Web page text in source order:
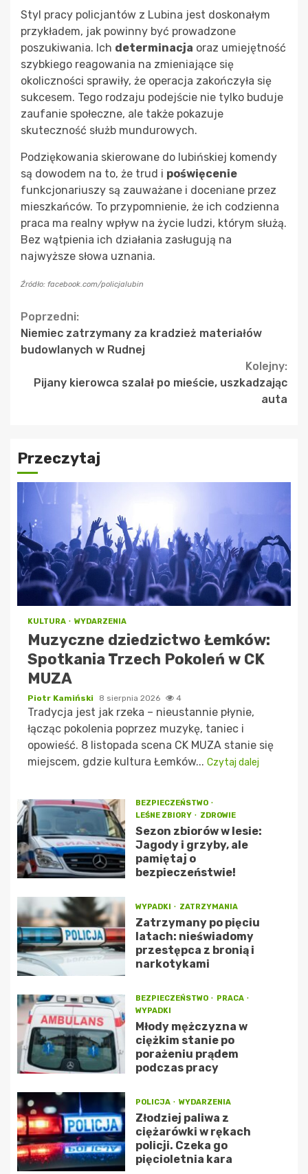
Styl pracy policjantów z Lubina jest doskonałym
przykładem, jak powinny być prowadzone
poszukiwania. Ich determinacja oraz umiejętność
szybkiego reagowania na zmieniające się
okoliczności sprawiły, że operacja zakończyła się
sukcesem. Tego rodzaju podejście nie tylko buduje
zaufanie społeczne, ale także pokazuje
skuteczność służb mundurowych.
Podziękowania skierowane do lubińskiej komendy
są dowodem na to, że trud i poświęcenie
funkcjonariuszy są zauważane i doceniane przez
mieszkańców. To przypomnienie, że ich codzienna
praca ma realny wpływ na życie ludzi, którym służą.
Bez wątpienia ich działania zasługują na
najwyższe słowa uznania.
Źródło: facebook.com/policjalubin
Continue
Reading
Poprzedni:
Niemiec zatrzymany za kradzież materiałów
budowlanych w Rudnej
Kolejny:
Pijany kierowca szalał po mieście, uszkadzając
auta
Przeczytaj
KULTURA WYDARZENIA
Muzyczne dziedzictwo Łemków:
Spotkania Trzech Pokoleń w CK
MUZA
Piotr Kamiński 8 sierpnia 2026 4
Tradycja jest jak rzeka – nieustannie płynie,
łącząc pokolenia poprzez muzykę, taniec i
opowieść. 8 listopada scena CK MUZA stanie się
miejscem, gdzie kultura Łemków... Czytaj dalej
BEZPIECZEŃSTWO
LEŚNE ZBIORY
ZDROWIE
Sezon zbiorów w lesie:
Jagody i grzyby, ale
pamiętaj o
bezpieczeństwie!
WYPADKI ZATRZYMANIA
Zatrzymany po pięciu
latach: nieświadomy
przestępca z bronią i
narkotykami
BEZPIECZEŃSTWO
PRACA
WYPADKI
Młody mężczyzna w
ciężkim stanie po
porażeniu prądem
podczas pracy
POLICJA WYDARZENIA
Złodziej paliwa z
ciężarówki w rękach
policji. Czeka go
pięcioletnia kara